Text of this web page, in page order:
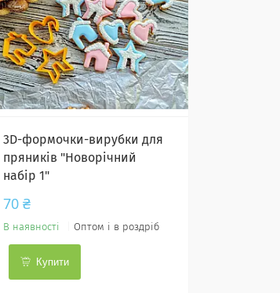
3D-формочки-вирубки для
пряників "Новорічний
набір 1"
70 ₴
В наявності Оптом і в роздріб
Купити